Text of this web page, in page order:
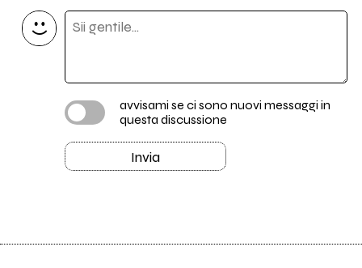
avvisami se ci sono nuovi messaggi in
questa discussione
Invia